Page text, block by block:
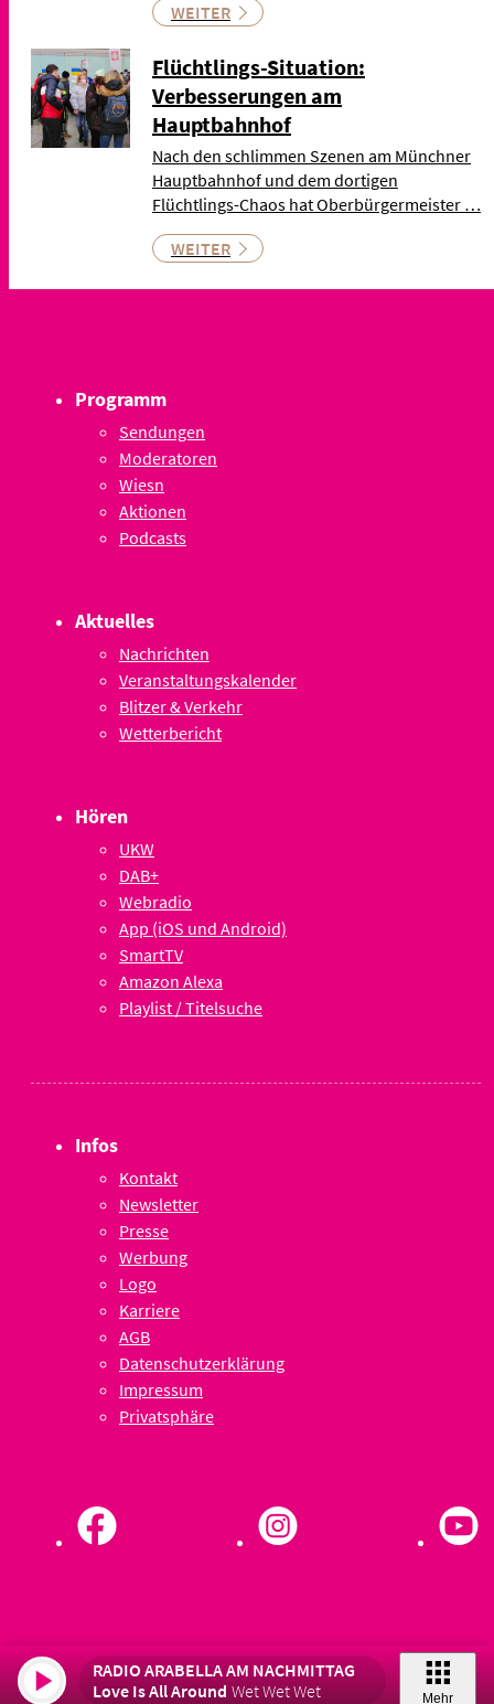
WEITER
Flüchtlings-Situation:
Verbesserungen am
Hauptbahnhof
Nach den schlimmen Szenen am Münchner
Hauptbahnhof und dem dortigen
Flüchtlings-Chaos hat Oberbürgermeister …
WEITER
Programm
Sendungen
Moderatoren
Wiesn
Aktionen
Podcasts
Aktuelles
Nachrichten
Veranstaltungskalender
Blitzer & Verkehr
Wetterbericht
Hören
UKW
DAB+
Webradio
App (iOS und Android)
SmartTV
Amazon Alexa
Playlist / Titelsuche
Infos
Kontakt
Newsletter
Presse
Werbung
Logo
Karriere
AGB
Datenschutzerklärung
Impressum
Privatsphäre
RADIO ARABELLA AM NACHMITTAG
Love Is All Around Wet Wet Wet Mehr